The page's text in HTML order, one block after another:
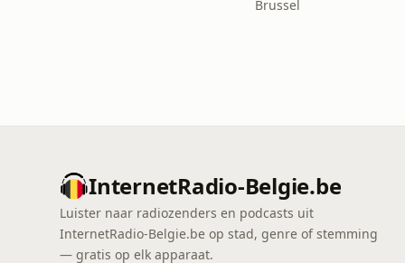
Brussel
InternetRadio-Belgie.be
Luister naar radiozenders en podcasts uit
InternetRadio-Belgie.be op stad, genre of stemming
— gratis op elk apparaat.